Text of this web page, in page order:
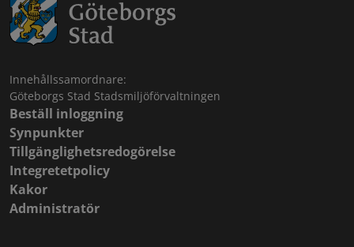
Innehållssamordnare:
Göteborgs Stad Stadsmiljöförvaltningen
Beställ inloggning
Synpunkter
Tillgänglighetsredogörelse
Integretetpolicy
Kakor
Administratör